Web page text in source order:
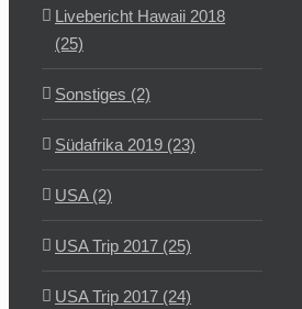
Livebericht Hawaii 2018
(25)
Sonstiges (2)
Südafrika 2019 (23)
USA (2)
USA Trip 2017 (25)
USA Trip 2017 (24)